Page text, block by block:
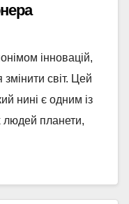
інновацій,
світ. Цей
нині є одним із
людей планети,